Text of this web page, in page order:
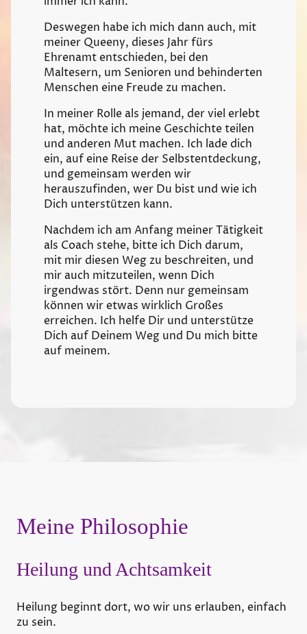
Deswegen habe ich mich dann auch, mit
meiner Queeny, dieses Jahr fürs
Ehrenamt entschieden, bei den
Maltesern, um Senioren und behinderten
Menschen eine Freude zu machen.
In meiner Rolle als jemand, der viel erlebt
hat, möchte ich meine Geschichte teilen
und anderen Mut machen. Ich lade dich
ein, auf eine Reise der Selbstentdeckung,
und gemeinsam werden wir
herauszufinden, wer Du bist und wie ich
Dich unterstützen kann.
Nachdem ich am Anfang meiner Tätigkeit
als Coach stehe, bitte ich Dich darum,
mit mir diesen Weg zu beschreiten, und
mir auch mitzuteilen, wenn Dich
irgendwas stört. Denn nur gemeinsam
können wir etwas wirklich Großes
erreichen. Ich helfe Dir und unterstütze
Dich auf Deinem Weg und Du mich bitte
auf meinem.
Meine Philosophie
Heilung und Achtsamkeit
Heilung beginnt dort, wo wir uns erlauben, einfach
zu sein.